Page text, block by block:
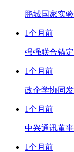
鹏城国家实
1个月前
强强联合锚
1个月前
政企学协同
1个月前
中兴通讯董
1个月前